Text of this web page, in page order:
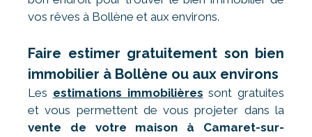
vos rêves à Bollène et aux environs.
Faire estimer gratuitement son bien
immobilier à Bollène ou aux environs
Les estimations immobilières sont gratuites
et vous permettent de vous projeter dans la
vente de votre maison à Camaret-sur-